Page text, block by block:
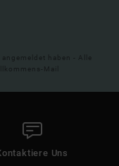
haben - Alle
Mail
Uns